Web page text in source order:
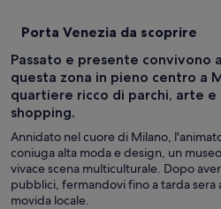
Porta Venezia da scoprire
Passato e presente convivono
questa zona in pieno centro a
quartiere ricco di parchi, arte
shopping.
Annidato nel cuore di Milano,
coniuga alta moda e design, un
vivace scena multiculturale. Dopo
pubblici, fermandovi fino a tarda sera
movida locale.